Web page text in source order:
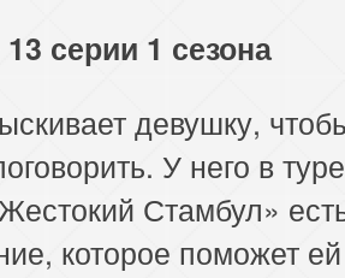
122 серия 123 серия
126 серия 127 серия
130 серия 131 серия
134 серия 135 серия
серии 1 сезона
девушку,
У него в
Стамбул»
которое поможет ей